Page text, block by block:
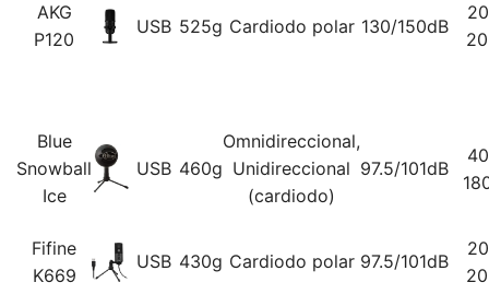
AKG
P120
USB 525g Cardiodo polar 130/150dB
Blue
Snowball
Ice
USB 460g
Omnidireccional,
Unidireccional
(cardiodo)
97.5/101dB
Fifine
K669
USB 430g Cardiodo polar 97.5/101dB